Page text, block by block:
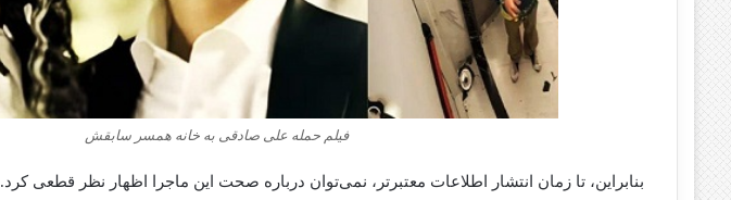
فیلم حمله علی صادقی به خانه همسر سابقش
بنابراین، تا زمان انتشار اطلاعات معتبرتر، نمی‌توان درباره صحت این ماجرا اظهار نظر قطعی کرد.